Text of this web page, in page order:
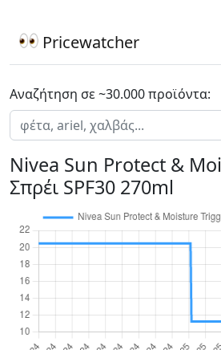
Pricewatcher
Αναζήτηση σε ~30.000 προϊόντα:
Nivea Sun Protect &
Σπρέι SPF30 270ml